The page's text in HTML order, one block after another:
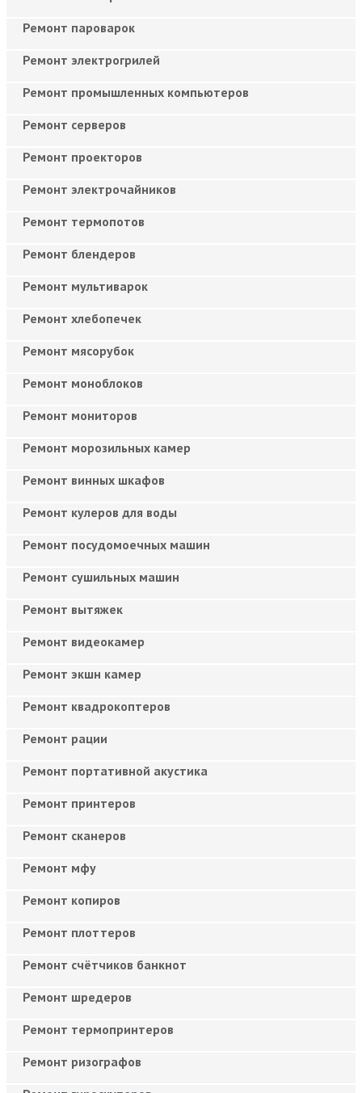
Ремонт пароварок
Ремонт электрогрилей
Ремонт промышленных компьютеров
Ремонт серверов
Ремонт проекторов
Ремонт электрочайников
Ремонт термопотов
Ремонт блендеров
Ремонт мультиварок
Ремонт хлебопечек
Ремонт мясорубок
Ремонт моноблоков
Ремонт мониторов
Ремонт морозильных камер
Ремонт винных шкафов
Ремонт кулеров для воды
Ремонт посудомоечных машин
Ремонт сушильных машин
Ремонт вытяжек
Ремонт видеокамер
Ремонт экшн камер
Ремонт квадрокоптеров
Ремонт рации
Ремонт портативной акустика
Ремонт принтеров
Ремонт сканеров
Ремонт мфу
Ремонт копиров
Ремонт плоттеров
Ремонт счётчиков банкнот
Ремонт шредеров
Ремонт термопринтеров
Ремонт ризографов